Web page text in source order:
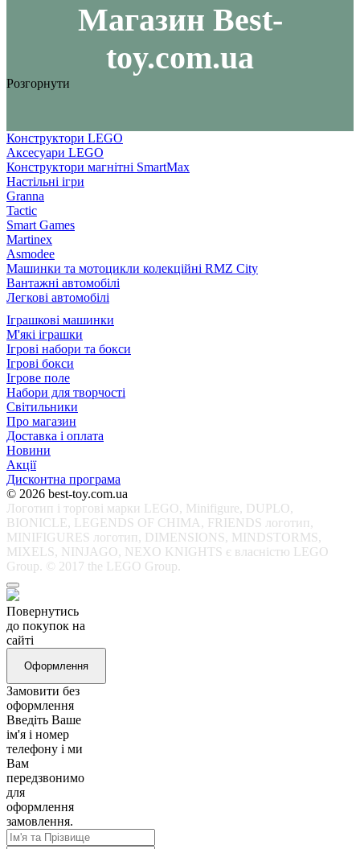
Maгазин Best-
toy.com.ua
Розгорнути
Конструктори LEGO
Аксесуари LEGO
Конструктори магнітні SmartMax
Настільні ігри
Granna
Tactic
Smart Games
Martinex
Asmodee
Машинки та мотоцикли колекційні RMZ City
Вантажні автомобілі
Легкові автомобілі
Іграшкові машинки
М'які іграшки
Ігрові набори та бокси
Ігрові бокси
Ігрове поле
Набори для творчості
Світильники
Про магазин
Доставка і оплата
Новини
Акції
Дисконтна програма
© 2026 best-toy.com.ua
Логотип і торгові марки LEGO, Minifigure, DUPLO,
BIONICLE, LEGENDS OF CHIMA, FRIENDS логотип,
MINIFIGURES логотип, DIMENSIONS, MINDSTORMS,
MIXELS, NINJAGO, NEXO KNIGHTS є власністю LEGO
Group. © 2017 the LEGO Group.
Повернутись
до покупок на
сайті
Оформлення
Замовити без
оформлення
Введіть Ваше
ім'я і номер
телефону і ми
Вам
передзвонимо
для
оформлення
замовлення.